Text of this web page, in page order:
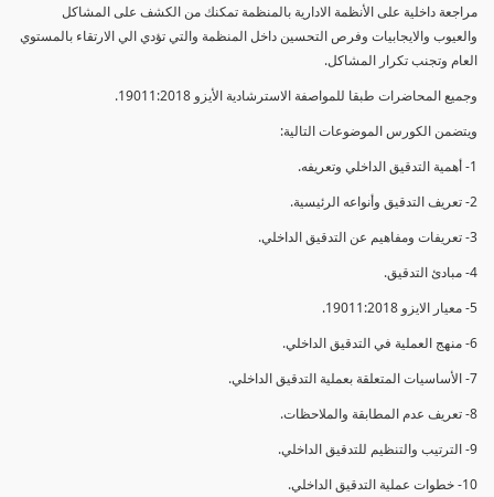
مراجعة داخلية على الأنظمة الادارية بالمنظمة تمكنك من الكشف على المشاكل
والعيوب والايجابيات وفرص التحسين داخل المنظمة والتي تؤدي الي الارتقاء بالمستوي
العام وتجنب تكرار المشاكل.
وجميع المحاضرات طبقا للمواصفة الاسترشادية الأيزو 19011:2018.
ويتضمن الكورس الموضوعات التالية:
1- أهمية التدقيق الداخلي وتعريفه.
2- تعريف التدقيق وأنواعه الرئيسية.
3- تعريفات ومفاهيم عن التدقيق الداخلي.
4- مبادئ التدقيق.
5- معيار الايزو 19011:2018.
6- منهج العملية في التدقيق الداخلي.
7- الأساسيات المتعلقة بعملية التدقيق الداخلي.
8- تعريف عدم المطابقة والملاحظات.
9- الترتيب والتنظيم للتدقيق الداخلي.
10- خطوات عملية التدقيق الداخلي.